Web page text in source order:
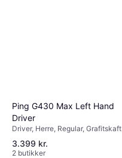
Ping G430 Max Left Hand
Driver
Driver, Herre, Regular, Grafitskaft
3.399 kr.
2 butikker